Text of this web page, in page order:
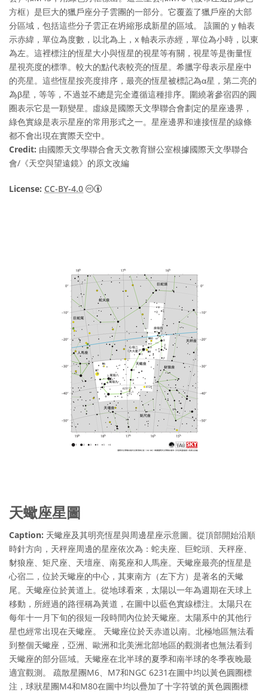
方框）是巨大的獵戶座分子雲團的一部分。它覆蓋了獵戶座的大部
分區域，包括這些分子雲正在坍縮形成新星的區域。 該圖的 y 軸表
示赤緯，單位為度數，以北為上，x 軸表示赤經，單位為小時，以東
為左。這裡標注的恆星大小與恆星的視星等有關，視星等是衡量恆
星視亮度的標準。較大的點代表較亮的恆星。希臘字母表示星座中
的亮星。這些恆星按亮度排序，最亮的恆星被標記為α星，第二亮的
為β星，等等，不過並不總是完全遵循這種排序。圍繞著參宿四的圓
圈表示它是一顆變星。虛線是國際天文學聯合會劃定的星座邊界，
綠色實線是表示星座的常用形式之一。星座邊界和連接恆星的線條
都不會出現在實際天空中。
Credit: 由國際天文學聯合會天文教育辦公室根據國際天文學聯合
會/《天空與望遠鏡》的原文改編
License: CC-BY-4.0 Creative Commons 姓名標示 4.0 國際 (CC
天蠍座星圖
Caption: 天蠍座及其明亮恆星與周邊星座示意圖。從頂部開始沿順
時針方向，天秤座周邊的星座依次為：蛇夫座、巨蛇頭、天秤座、
豺狼座、矩尺座、天壇座、南冕座和人馬座。天蠍座最亮的恆星是
心宿二，位於天蠍座的中心，其東南方（左下方）是著名的天蠍
尾。天蠍座位於黃道上。從地球看來，太陽以一年為週期在天球上
移動，所經過的路徑稱為黃道，在圖中以藍色實線標注。太陽只在
每年十一月下旬的很短一段時間內位於天蠍座。太陽系中的其他行
星也經常出現在天蠍座。 天蠍座位於天赤道以南。北極地區無法看
到整個天蠍座，亞洲、歐洲和北美洲北部地區的觀測者也無法看到
天蠍座的部分區域。天蠍座在北半球的夏季和南半球的冬季夜晚最
適宜觀測。 疏散星團M6、M7和NGC 6231在圖中均以黃色圓圈標
注，球狀星團M4和M80在圖中均以疊加了十字符號的黃色圓圈標